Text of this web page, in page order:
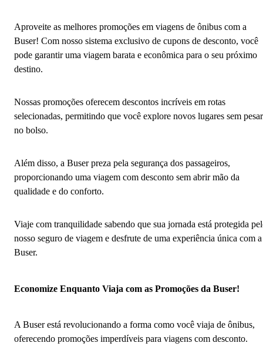
Aproveite as melhores promoções em viagens de ônibus com a
Buser! Com nosso sistema exclusivo de cupons de desconto, você
pode garantir uma viagem barata e econômica para o seu próximo
destino.
Nossas promoções oferecem descontos incríveis em rotas
selecionadas, permitindo que você explore novos lugares sem pesar
no bolso.
Além disso, a Buser preza pela segurança dos passageiros,
proporcionando uma viagem com desconto sem abrir mão da
qualidade e do conforto.
Viaje com tranquilidade sabendo que sua jornada está protegida
nosso seguro de viagem e desfrute de uma experiência única com a
Buser.
Economize Enquanto Viaja com as Promoções da Buser!
A Buser está revolucionando a forma como você viaja de ônibus,
oferecendo promoções imperdíveis para viagens com desconto.